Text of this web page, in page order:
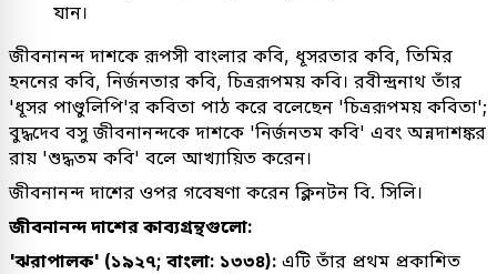
যান।
জীবনানন্দ দাশকে রূপসী বাংলার কবি, ধূসরতার কবি, তিমির
হননের কবি, নির্জনতার কবি, চিত্ররূপময় কবি। রবীন্দ্রনাথ তাঁর
'ধূসর পাণ্ডুলিপি'র কবিতা পাঠ করে বলেছেন 'চিত্ররূপময় কবিতা';
বুদ্ধদেব বসু জীবনানন্দকে দাশকে 'নির্জনতম কবি' এবং অন্নদাশঙ্কর
রায় 'শুদ্ধতম কবি' বলে আখ্যায়িত করেন।
জীবনানন্দ দাশের ওপর গবেষণা করেন ক্লিনটন বি. সিলি।
জীবনানন্দ দাশের কাব্যগ্রন্থগুলো:
'ঝরাপালক' (১৯২৭; বাংলা: ১৩৩৪): এটি তাঁর প্রথম প্রকাশিত